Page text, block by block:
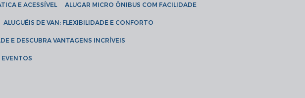
E ACESSÍVEL ALUGAR MICRO ÔNIBUS COM FACILIDADE
ALUGUÉIS DE VAN: FLEXIBILIDADE E CONFORTO
E DESCUBRA VANTAGENS INCRÍVEIS
EVENTOS